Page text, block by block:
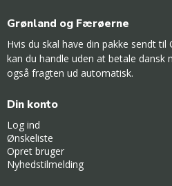
Grønland og Færøerne
Hvis du skal have din pakke sendt
kan du handle uden at betale dansk
også fragten ud automatisk.
Din konto
Log ind
Ønskeliste
Opret bruger
Nyhedstilmelding